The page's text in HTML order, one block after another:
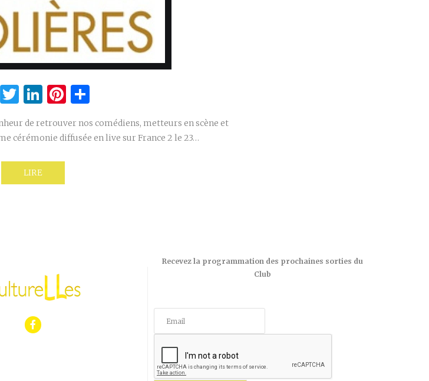
Facebook
Twitter
LinkedIn
Pinterest
de retrouver nos comédiens, metteurs en scène et
cérémonie diffusée en live sur France 2 le 23…
LIRE
Recevez la programmation des prochaines sorties du
Club